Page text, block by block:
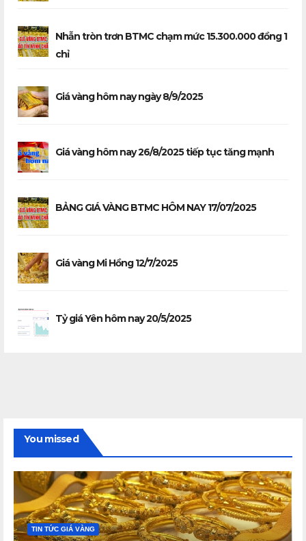
Nhẫn tròn trơn BTMC chạm mức 15.300.000 đồng 1
chỉ
Giá vàng hôm nay ngày 8/9/2025
Giá vàng hôm nay 26/8/2025 tiếp tục tăng mạnh
BẢNG GIÁ VÀNG BTMC HÔM NAY 17/07/2025
Giá vàng Mi Hồng 12/7/2025
Tỷ giá Yên hôm nay 20/5/2025
You missed
TIN TỨC GIÁ VÀNG